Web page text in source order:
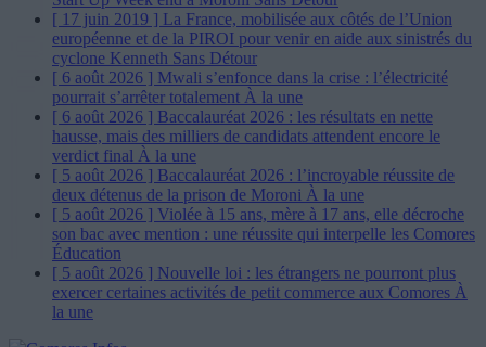
[ 17 juin 2019 ] La France, mobilisée aux côtés de l’Union
européenne et de la PIROI pour venir en aide aux sinistrés du
cyclone Kenneth Sans Détour
[ 6 août 2026 ] Mwali s’enfonce dans la crise : l’électricité
pourrait s’arrêter totalement À la une
[ 6 août 2026 ] Baccalauréat 2026 : les résultats en nette
hausse, mais des milliers de candidats attendent encore le
verdict final À la une
[ 5 août 2026 ] Baccalauréat 2026 : l’incroyable réussite de
deux détenus de la prison de Moroni À la une
[ 5 août 2026 ] Violée à 15 ans, mère à 17 ans, elle décroche
son bac avec mention : une réussite qui interpelle les Comores
Éducation
[ 5 août 2026 ] Nouvelle loi : les étrangers ne pourront plus
exercer certaines activités de petit commerce aux Comores À
la une